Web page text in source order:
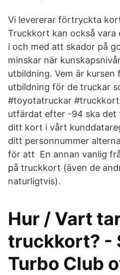
Vi levererar förtryckta
Truckkort kan också vara
i och med att skador på
minskar när
utbildning. Vem är kursen
utbildning för de truckar
#toyotatruckar
utfärdat efter -94 ska det
ditt kort i vårt
ditt personnummer
för att En annan vanlig
på truckkort (även de
naturligtvis).
Hur / Vart
truckkort? -
Turbo Club